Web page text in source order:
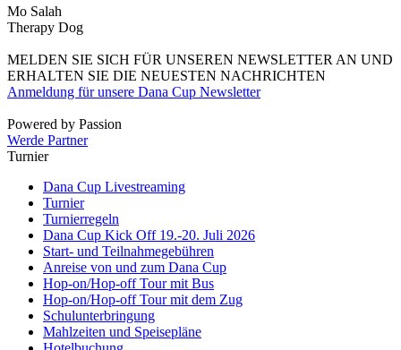
Mo Salah
Therapy Dog
MELDEN SIE SICH FÜR UNSEREN NEWSLETTER AN UND
ERHALTEN SIE DIE NEUESTEN NACHRICHTEN
Anmeldung für unsere Dana Cup Newsletter
Powered by Passion
Werde Partner
Turnier
Dana Cup Livestreaming
Turnier
Turnierregeln
Dana Cup Kick Off 19.-20. Juli 2026
Start- und Teilnahmegebühren
Anreise von und zum Dana Cup
Hop-on/Hop-off Tour mit Bus
Hop-on/Hop-off Tour mit dem Zug
Schulunterbringung
Mahlzeiten und Speisepläne